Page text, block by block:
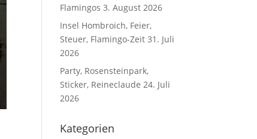
Flamingos 3. August 2026
Insel Hombroich, Feier,
Steuer, Flamingo-Zeit 31. Juli
2026
Party, Rosensteinpark,
Sticker, Reineclaude 24. Juli
2026
Kategorien